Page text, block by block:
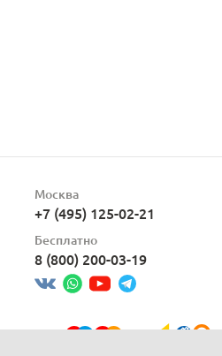
Москва
+7 (495) 125-02-21
Бесплатно
8 (800) 200-03-19